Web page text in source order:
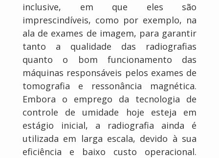
inclusive, em que eles são
imprescindíveis, como por exemplo, na
ala de exames de imagem, para garantir
tanto a qualidade das radiografias
quanto o bom funcionamento das
máquinas responsáveis pelos exames de
tomografia e ressonância magnética.
Embora o emprego da tecnologia de
controle de umidade hoje esteja em
estágio inicial, a radiografia ainda é
utilizada em larga escala, devido à sua
eficiência e baixo custo operacional.